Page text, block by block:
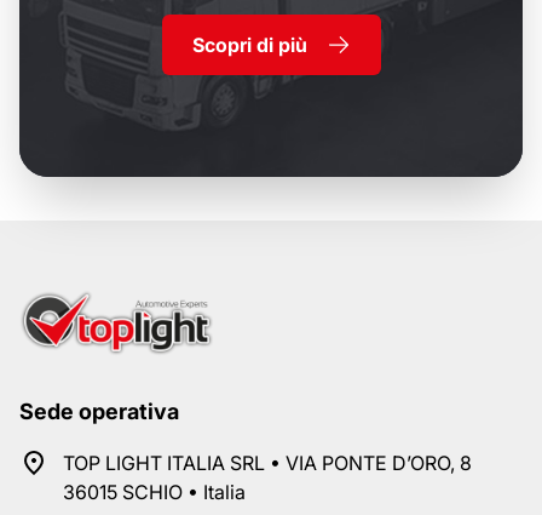
Scopri di più
Sede operativa
TOP LIGHT ITALIA SRL • VIA PONTE D’ORO, 8
36015 SCHIO • Italia